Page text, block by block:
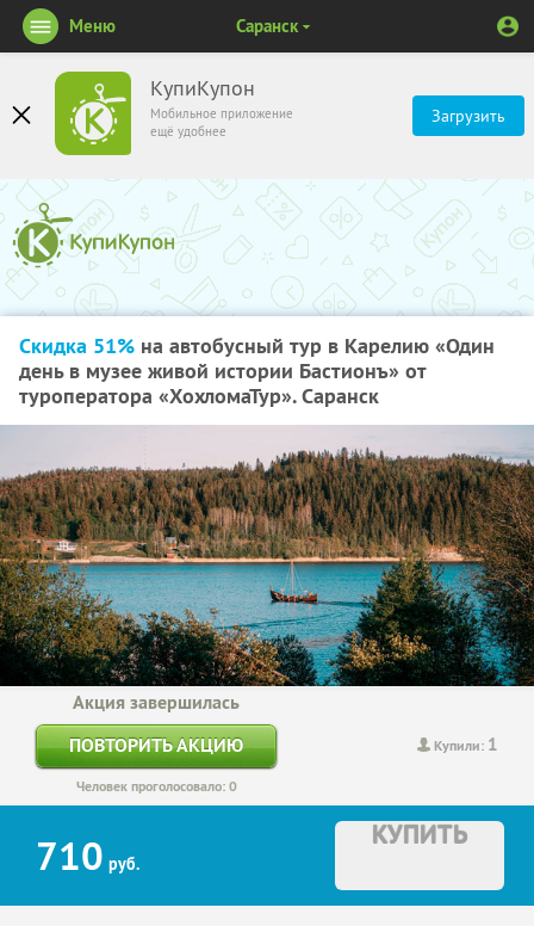
КупиКупон
Мобильное приложение
ещё удобнее
Загрузить
Меню Саранск
Скидка 51% на автобусный тур в Карелию «Один
день в музее живой истории Бастионъ» от
туроператора «ХохломаТур». Саранск
Купили: 1
Акция завершилась
ПОВТОРИТЬ АКЦИЮ
Человек проголосовало: 0
710 руб.
КУПИТЬ